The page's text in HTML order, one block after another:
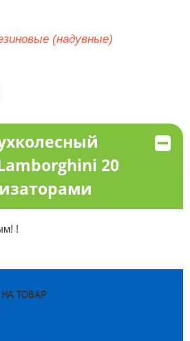
(надувные)
20
!
НА ТОВАР